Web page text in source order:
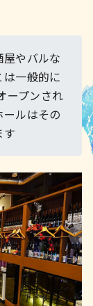
やバルな
一般的に
ープンされ
ルはその
す